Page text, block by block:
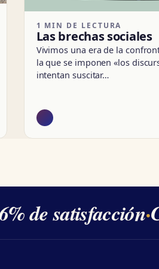
1 MIN DE LECTURA
Las brechas sociales
Vivimos una era de la
la que se imponen «los
intentan suscitar…
de satisfacción·